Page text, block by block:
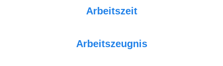
Arbeitszeit
Arbeitszeugnis